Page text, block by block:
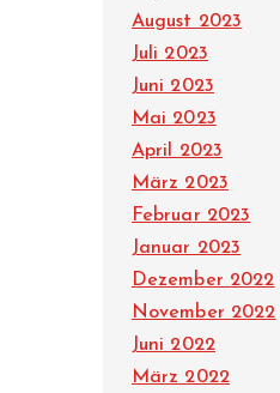
August 2023
Juli 2023
Juni 2023
Mai 2023
April 2023
März 2023
Februar 2023
Januar 2023
Dezember 2022
November 2022
Juni 2022
März 2022